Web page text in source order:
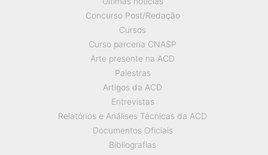
Concurso Post/Redação
Cursos
Curso parceria CNASP
Arte presente na ACD
Palestras
Artigos da ACD
Entrevistas
Relatórios e Análises Técnicas da ACD
Documentos Oficiais
Bibliografias